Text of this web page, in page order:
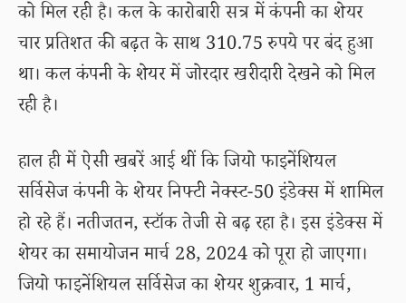
को मिल रही है। कल के कारोबारी सत्र में कंपनी का शेयर
चार प्रतिशत की बढ़त के साथ 310.75 रुपये पर बंद हुआ
था। कल कंपनी के शेयर में जोरदार खरीदारी देखने को मिल
रही है।
हाल ही में ऐसी खबरें आई थीं कि जियो फाइनेंशियल
सर्विसेज कंपनी के शेयर निफ्टी नेक्स्ट-50 इंडेक्स में शामिल
हो रहे हैं। नतीजतन, स्टॉक तेजी से बढ़ रहा है। इस इंडेक्स में
शेयर का समायोजन मार्च 28, 2024 को पूरा हो जाएगा।
जियो फाइनेंशियल सर्विसेज का शेयर शुक्रवार, 1 मार्च,